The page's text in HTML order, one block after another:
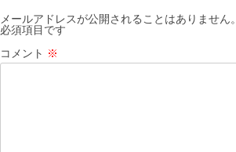
ン
メールアドレスが公開されることはありません。
必須項目です
コメント ※